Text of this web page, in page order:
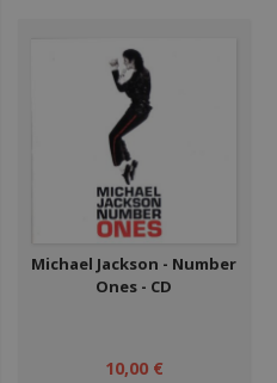
Michael Jackson - Number
Ones - CD
10,00 €